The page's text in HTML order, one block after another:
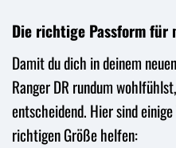
Die richtige Passform für
Damit du dich in deinem
Ranger DR rundum
entscheidend. Hier sind
richtigen Größe helfen: